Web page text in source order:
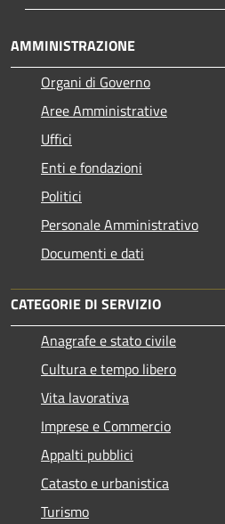
AMMINISTRAZIONE
Organi di Governo
Aree Amministrative
Uffici
Enti e fondazioni
Politici
Personale Amministrativo
Documenti e dati
CATEGORIE DI SERVIZIO
Anagrafe e stato civile
Cultura e tempo libero
Vita lavorativa
Imprese e Commercio
Appalti pubblici
Catasto e urbanistica
Turismo